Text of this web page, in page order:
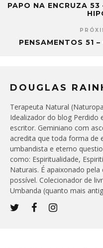
PAPO NA ENCRUZA
PENSAMENTOS 51
DOUGLAS
Terapeuta Natural
Idealizador do blog Perdido
escritor. Geminiano com
acredita que toda forma de
umbandista e eterno
como: Espiritualidade,
Naturais. É apaixonado
possível. Colecionador de
Umbanda (quanto mais